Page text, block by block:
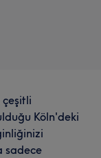
Köln'deki
sadece